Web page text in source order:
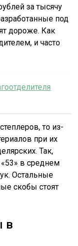
за тысячу
под
дороже. Как
и часто
то из-
при их
Так,
в среднем
Остальные
скобы стоят
в